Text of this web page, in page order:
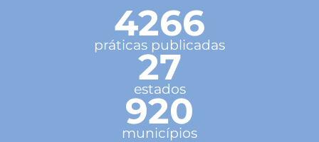
4266
práticas publicadas
27
estados
920
municípios